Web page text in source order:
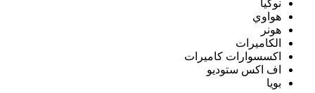
نوكيا
هواوي
هونر
الكاميرات
اكسسوارات كاميرات
اف اكس ستوديو
بويا